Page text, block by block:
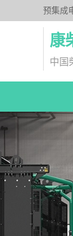
预集成
康
中国